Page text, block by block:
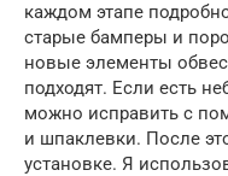
каждом этапе
старые бамперы и
новые элементы
подходят. Если есть
можно исправить с
и шпаклевки. После
установке. Я